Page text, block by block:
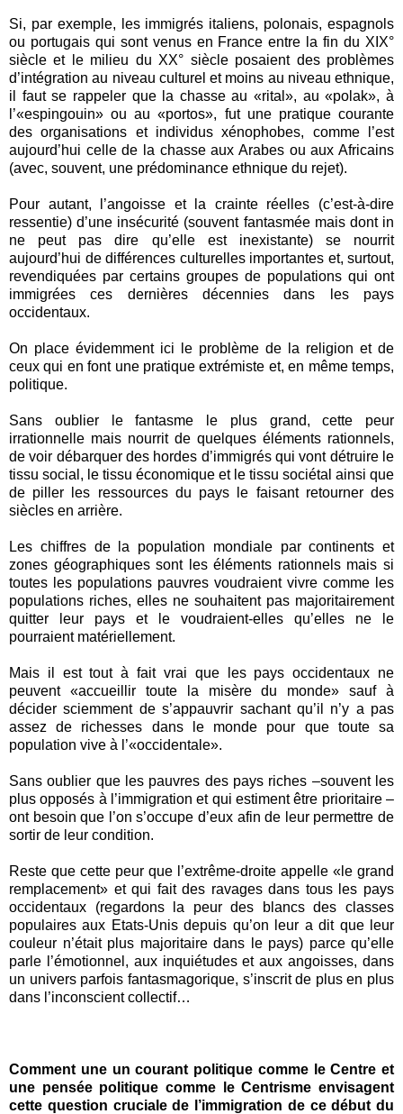
Si, par exemple, les immigrés italiens, polonais, espagnols
ou portugais qui sont venus en France entre la fin du XIX°
siècle et le milieu du XX° siècle posaient des problèmes
d’intégration au niveau culturel et moins au niveau ethnique,
il faut se rappeler que la chasse au «rital», au «polak», à
l’«espingouin» ou au «portos», fut une pratique courante
des organisations et individus xénophobes, comme l’est
aujourd’hui celle de la chasse aux Arabes ou aux Africains
(avec, souvent, une prédominance ethnique du rejet).
Pour autant, l’angoisse et la crainte réelles (c’est-à-dire
ressentie) d’une insécurité (souvent fantasmée mais dont in
ne peut pas dire qu’elle est inexistante) se nourrit
aujourd’hui de différences culturelles importantes et, surtout,
revendiquées par certains groupes de populations qui ont
immigrées ces dernières décennies dans les pays
occidentaux.
On place évidemment ici le problème de la religion et de
ceux qui en font une pratique extrémiste et, en même temps,
politique.
Sans oublier le fantasme le plus grand, cette peur
irrationnelle mais nourrit de quelques éléments rationnels,
de voir débarquer des hordes d’immigrés qui vont détruire le
tissu social, le tissu économique et le tissu sociétal ainsi que
de piller les ressources du pays le faisant retourner des
siècles en arrière.
Les chiffres de la population mondiale par continents et
zones géographiques sont les éléments rationnels mais si
toutes les populations pauvres voudraient vivre comme les
populations riches, elles ne souhaitent pas majoritairement
quitter leur pays et le voudraient-elles qu’elles ne le
pourraient matériellement.
Mais il est tout à fait vrai que les pays occidentaux ne
peuvent «accueillir toute la misère du monde» sauf à
décider sciemment de s’appauvrir sachant qu’il n’y a pas
assez de richesses dans le monde pour que toute sa
population vive à l’«occidentale».
Sans oublier que les pauvres des pays riches –souvent les
plus opposés à l’immigration et qui estiment être prioritaire –
ont besoin que l’on s’occupe d’eux afin de leur permettre de
sortir de leur condition.
Reste que cette peur que l’extrême-droite appelle «le grand
remplacement» et qui fait des ravages dans tous les pays
occidentaux (regardons la peur des blancs des classes
populaires aux Etats-Unis depuis qu’on leur a dit que leur
couleur n’était plus majoritaire dans le pays) parce qu’elle
parle l’émotionnel, aux inquiétudes et aux angoisses, dans
un univers parfois fantasmagorique, s’inscrit de plus en plus
dans l’inconscient collectif…
Comment une un courant politique comme le Centre et
une pensée politique comme le Centrisme envisagent
cette question cruciale de l’immigration de ce début du